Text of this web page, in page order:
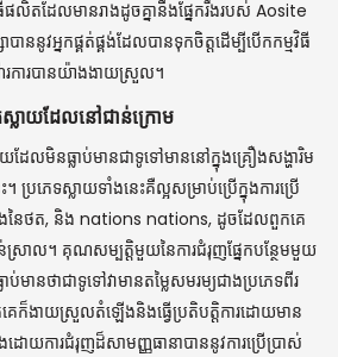
ផលិតដែលមានរាងដូចគ្នានឹងផ្នែករឹងរបស់ Aosite
ាននូវអ្នកផ្គត់ផ្គង់ដែលបានទុកចិត្តដើម្បីបើកកម្មវិធី
ការបានយ៉ាងងាយស្រួល។
កស្លាយដែលនៅជាន់ក្រោម
យដែលមិនធ្លាប់មានជាទូទៅមាននៅក្នុងគ្រឿងសង្ហារិម
ប្រភេទស្លាយទាំងនេះគឺល្អសម្រាប់ប្រើក្នុងការប្រើ
នៃថត, និង nations nations, ដូចដែលពួកគេ
រាល។ គុណសម្បត្តិមួយនៃការជំរុញផ្នែកបន្ថែមមួយ
ប់មានថាជាទូទៅវាមានតម្លៃសមរម្យជាងប្រភេទពីរ
គេក៏ងាយស្រួលតំឡើងនិងធ្វើប្រតិបត្តិការដោយមាន
ោយការជំរុញដ៏សាមញ្ញធានាបាននូវការប្រើប្រាស់